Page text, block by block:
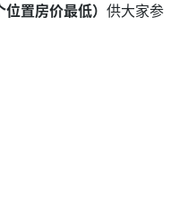
置房价最低） 供大家参